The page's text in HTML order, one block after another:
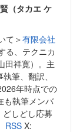
（タカエ ケ
て＞有限会社
る、テクニカ
田祥寛）。主
筆、翻訳、
年時点での
も執筆メンバ
どしどし応募
RSS X: